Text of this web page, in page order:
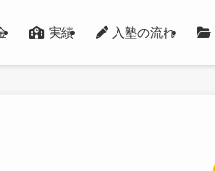
実績 入塾の流れ